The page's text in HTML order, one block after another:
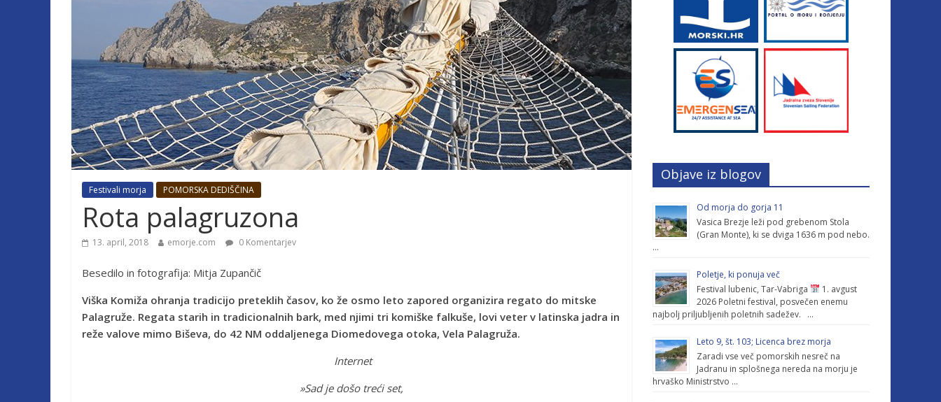
Festivali morja POMORSKA DEDIŠČINA
Rota palagruzona
13. april, 2018 emorje.com 0 Komentarjev
Besedilo in fotografija: Mitja Zupančič
Viška Komiža ohranja tradicijo preteklih časov, ko že osmo leto zapored organizira regato do mitske
Palagruže. Regata starih in tradicionalnih bark, med njimi tri komiške falkuše, lovi veter v latinska jadra in
reže valove mimo Biševa, do 42 NM oddaljenega Diomedovega otoka, Vela Palagruža.
Internet
»Sad je došo treći set,
Objave iz blogov
Od morja do gorja 11
Vasica Brezje leži pod grebenom Stola
(Gran Monte), ki se dviga 1636 m pod nebo.
…
Poletje, ki ponuja več
Festival lubenic, Tar-Vabriga
1. avgust
2026 Poletni festival, posvečen enemu
najbolj priljubljenih poletnih sadežev. …
Leto 9, št. 103; Licenca brez morja
Zaradi vse več pomorskih nesreč na
Jadranu in splošnega nereda na morju je
hrvaško Ministrstvo …